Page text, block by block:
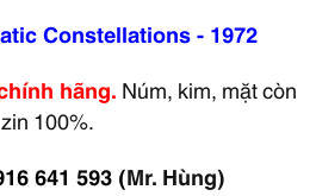
Constellations - 1972
hãng. Núm, kim, mặt còn
zin 100%.
641 593 (Mr. Hùng)